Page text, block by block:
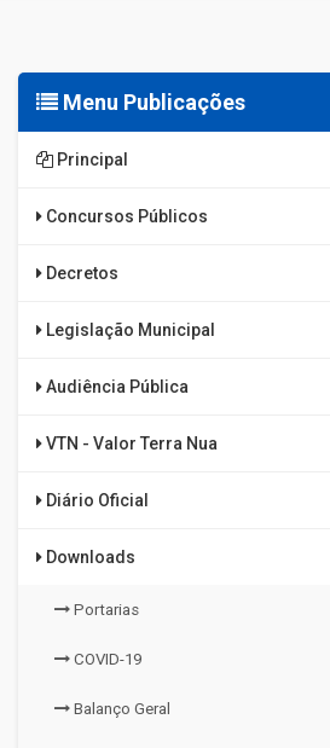
Menu Publicações
Principal
Concursos Públicos
Decretos
Legislação Municipal
Audiência Pública
VTN - Valor Terra Nua
Diário Oficial
Downloads
Portarias
COVID-19
Balanço Geral